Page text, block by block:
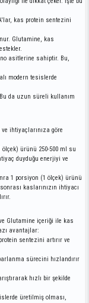
kas protein sentezini
Glutamine, kas
asitlerine sahiptir. Bu,
modern tesislerde
da uzun süreli kullanım
ihtiyaçlarınıza göre
ürünü 250-500 ml su
duyduğu enerjiyi ve
1 porsiyon (1 ölçek) ürünü
kaslarınızın ihtiyacı
Glutamine içeriği ile kas
avantajlar:
sentezini artırır ve
sürecini hızlandırır
hızlı bir şekilde
üretilmiş olması,